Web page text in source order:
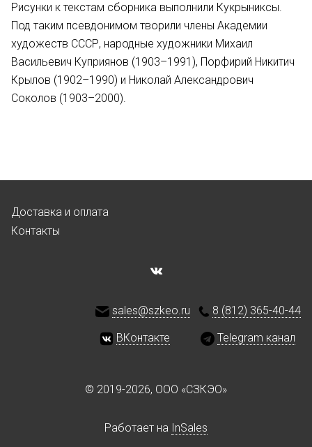
Рисунки к текстам сборника выполнили Кукрыниксы.
Под таким псевдонимом творили члены Академии
художеств СССР, народные художники Михаил
Васильевич Куприянов (1903–1991), Порфирий Никитич
Крылов (1902–1990) и Николай Александрович
Соколов (1903–2000).
Доставка и оплата
Контакты
sales@szkeo.ru 8 (812) 365-40-44
ВКонтакте Telegram канал
© 2019-2026, ООО «СЗКЭО»
Работает на InSales